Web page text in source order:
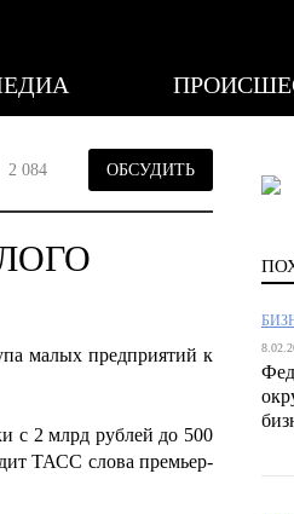
2 084 ОБСУДИТЬ
малых предприятий к
с 2 млрд рублей до 500
ТАСС слова премьер-